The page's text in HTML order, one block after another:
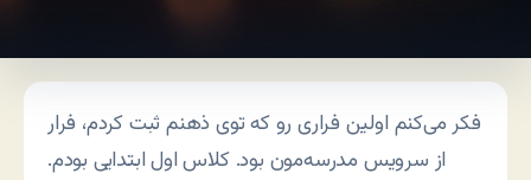
فکر می‌کنم اولین فراری رو که توی ذهنم ثبت کردم، فرار
از سرویس مدرسه‌مون بود. کلاس اول ابتدایی بودم.